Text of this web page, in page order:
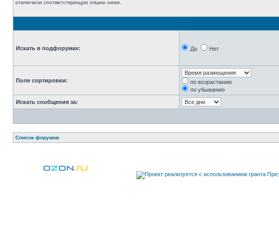
отключили соответствующую опцию ниже.
Искать в подфорумах: Да Нет
Поле сортировки:
по возрастанию
по убыванию
Искать сообщения за:
Список форумов